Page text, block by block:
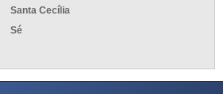
Santa Cecília
Sé